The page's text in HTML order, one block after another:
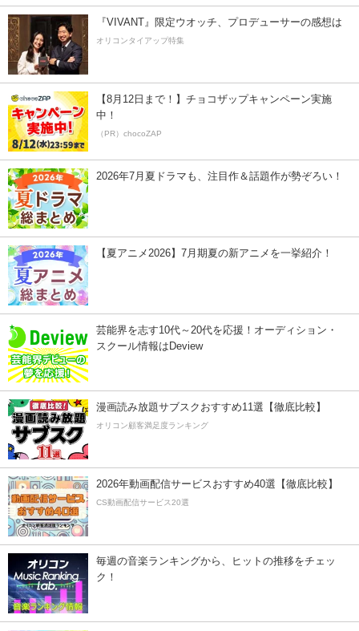
『VIVANT』限定ウオッチ、プロデューサーの感想は
オリコンタイアップ特集
【8月12日まで！】チョコザップキャンペーン実施
中！
（PR）chocoZAP
2026年7月夏ドラマも、注目作＆話題作が勢ぞろい！
【夏アニメ2026】7月期夏の新アニメを一挙紹介！
芸能界を志す10代～20代を応援！オーディション・
スクール情報はDeview
漫画読み放題サブスクおすすめ11選【徹底比較】
オリコン顧客満足度ランキング
2026年動画配信サービスおすすめ40選【徹底比較】
CS動画配信サービス20選
毎週の音楽ランキングから、ヒットの推移をチェッ
ク！